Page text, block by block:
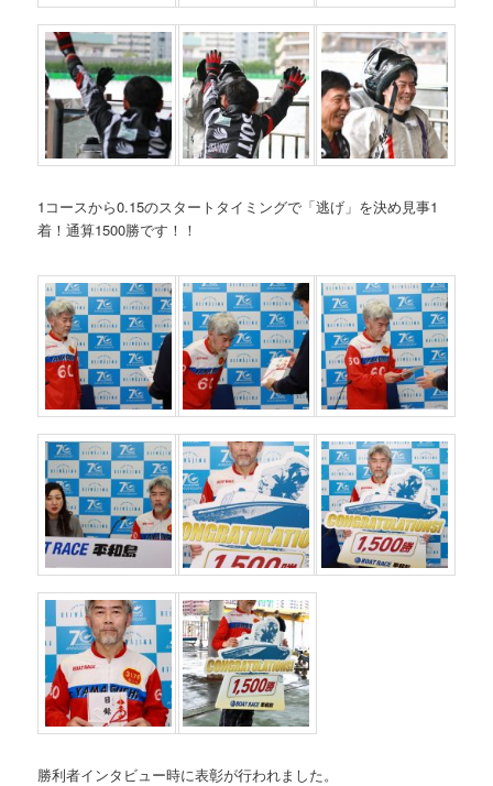
1コースから0.15のスタートタイミングで「逃げ」を決め見事1
着！通算1500勝です！！
勝利者インタビュー時に表彰が行われました。